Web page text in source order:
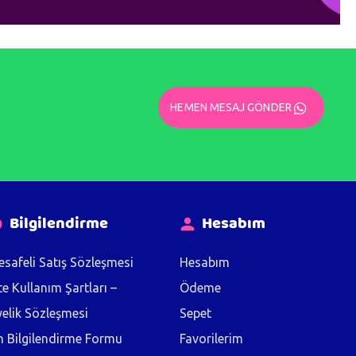
HEMEN MESAJ GÖNDER
Bilgilendirme
Satış Sözleşmesi
Kullanım Şartları –
Sözleşmesi
Bilgilendirme Formu
Hesabım
Hesabım
Ödeme
Sepet
Favorilerim